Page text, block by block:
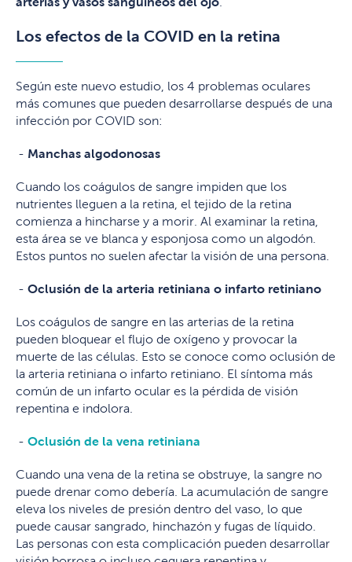
Los efectos de la COVID en la retina
Según este nuevo estudio, los 4 problemas oculares
más comunes que pueden desarrollarse después de una
infección por COVID son:
Manchas algodonosas
Cuando los coágulos de sangre impiden que los
nutrientes lleguen a la retina, el tejido de la retina
comienza a hincharse y a morir. Al examinar la retina,
esta área se ve blanca y esponjosa como un algodón.
Estos puntos no suelen afectar la visión de una persona.
Oclusión de la arteria retiniana o infarto retiniano
Los coágulos de sangre en las arterias de la retina
pueden bloquear el flujo de oxígeno y provocar la
muerte de las células. Esto se conoce como oclusión de
la arteria retiniana o infarto retiniano. El síntoma más
común de un infarto ocular es la pérdida de visión
repentina e indolora.
Oclusión de la vena retiniana
Cuando una vena de la retina se obstruye, la sangre no
puede drenar como debería. La acumulación de sangre
eleva los niveles de presión dentro del vaso, lo que
puede causar sangrado, hinchazón y fugas de líquido.
Las personas con esta complicación pueden desarrollar